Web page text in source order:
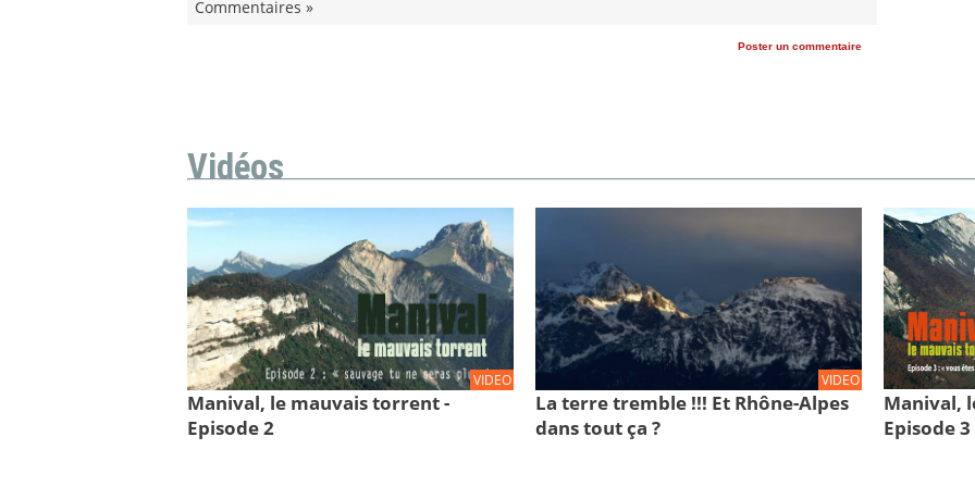
Commentaires »
Poster un commentaire
Vidéos
VIDEO
Manival, le mauvais torrent -
Episode 2
VIDEO
La terre tremble !!! Et Rhône-Alpes
dans tout ça ?
Manival,
Episode 3